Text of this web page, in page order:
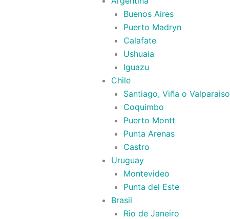
Buenos Aires
Puerto Madryn
Calafate
Ushuaia
Iguazu
Chile
Santiago, Viña o Valparaiso
Coquimbo
Puerto Montt
Punta Arenas
Castro
Uruguay
Montevideo
Punta del Este
Brasil
Rio de Janeiro